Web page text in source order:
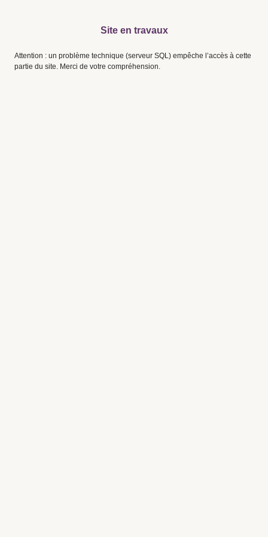
Site en travaux
Attention : un problème technique (serveur SQL) empêche l’accès à cette
partie du site. Merci de votre compréhension.